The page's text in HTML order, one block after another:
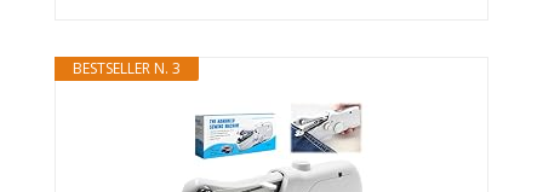
BESTSELLER N. 3